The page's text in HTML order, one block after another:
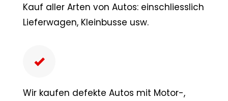
Kauf aller Arten von Autos: einschliesslich
Lieferwagen, Kleinbusse usw.
Wir kaufen defekte Autos mit Motor-,